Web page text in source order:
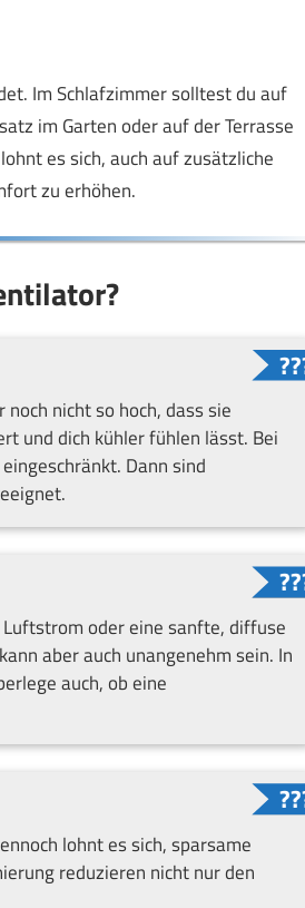
Im Schlafzimmer solltest du auf
im Garten oder auf der Terrasse
es sich, auch auf zusätzliche
zu erhöhen.
nicht so hoch, dass sie
und dich kühler fühlen lässt. Bei
Dann sind
oder eine sanfte, diffuse
aber auch unangenehm sein. In
auch, ob eine
lohnt es sich, sparsame
reduzieren nicht nur den